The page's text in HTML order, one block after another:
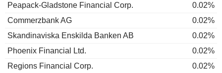
Peapack-Gladstone Financial Corp.
0.02%
Commerzbank AG
0.02%
Skandinaviska Enskilda Banken AB
0.02%
Phoenix Financial Ltd.
0.02%
Regions Financial Corp.
0.02%